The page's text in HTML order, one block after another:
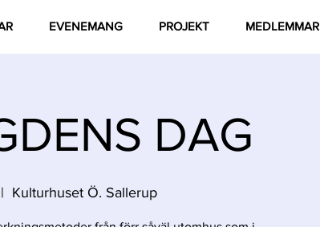
EVENEMANG PROJEKT MEDLEMMAR
DAG
Kulturhuset Ö. Sallerup